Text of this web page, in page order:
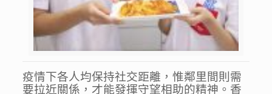
疫情下各人均保持社交距離，惟鄰里間則需
要拉近關係，才能發揮守望相助的精神。香